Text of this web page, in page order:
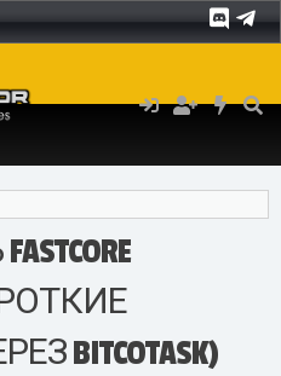
BITCOTASK)